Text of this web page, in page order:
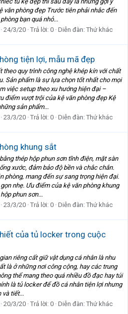
văn phòng đẹp Trước tiên phải nhắc đến
bạn quá nhỏ...
24/3/20 Trả lời: 0 Diễn đàn: Thứ khác
tiện lợi, mẫu mã đẹp
theo quy trình công nghệ khép kín với chất
Sản phẩm là sự lựa chọn tốt nhất cho mọi
việc setup theo xu hướng hiện đại –
điểm vượt trội của kệ văn phòng đẹp Kệ
sản phẩm...
23/3/20 Trả lời: 0 Diễn đàn: Thứ khác
khung sắt
thép hộp phun sơn tĩnh điện, mặt sàn
xước, đảm bảo độ bền và chắc chắn.
phòng, mang đến sự sang trọng hiện đại.
nhẹ. Ưu điểm của kệ văn phòng khung
phun sơn...
23/3/20 Trả lời: 0 Diễn đàn: Thứ khác
của tủ locker trong cuộc
riêng cất giữ vật dụng cá nhân là nhu
là ở những nơi công cộng, hay các trung
thể mang theo quá nhiều đồ đạc hay túi
là tủ locker để đồ cá nhân tiện lợi nhưng
và tiết...
20/3/20 Trả lời: 0 Diễn đàn: Thứ khác